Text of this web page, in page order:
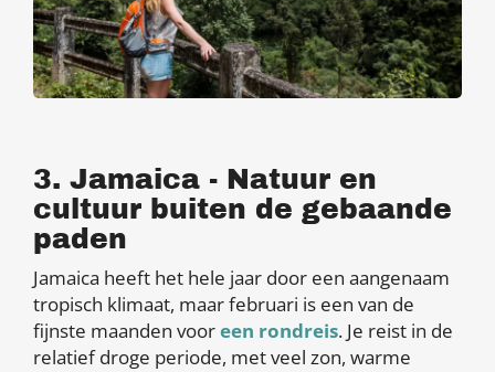
3. Jamaica - Natuur en
cultuur buiten de gebaande
paden
Jamaica heeft het hele jaar door een aangenaam
tropisch klimaat, maar februari is een van de
fijnste maanden vooreen rondreis. Je reist in de
relatief droge periode, met veel zon, warme